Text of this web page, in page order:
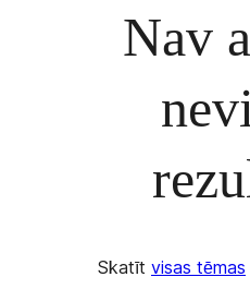
Nav
Skatīt visas tēmas